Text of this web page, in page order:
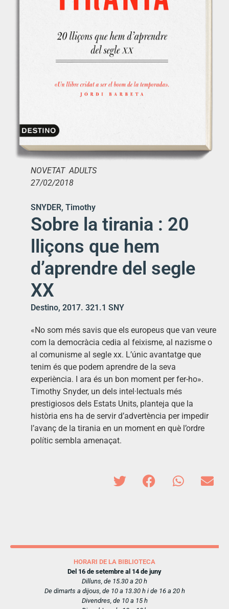
NOVETAT ADULTS
27/02/2018
SNYDER, Timothy
Sobre la tirania : 20
lliçons que hem
d’aprendre del segle
XX
Destino, 2017. 321.1 SNY
«No som més savis que els europeus que van veure
com la democràcia cedia al feixisme, al nazisme o
al comunisme al segle xx. L’únic avantatge que
tenim és que podem aprendre de la seva
experiència. I ara és un bon moment per fer-ho».
Timothy Snyder, un dels intel·lectuals més
prestigiosos dels Estats Units, planteja que la
història ens ha de servir d’advertència per impedir
l’avanç de la tirania en un moment en què l’ordre
polític sembla amenaçat.
HORARI DE LA BIBLIOTECA
Del 16 de setembre al 14 de juny
Dilluns, de 15.30 a 20 h
De dimarts a dijous, de 10 a 13.30 h i de 16 a 20 h
Divendres, de 10 a 15 h